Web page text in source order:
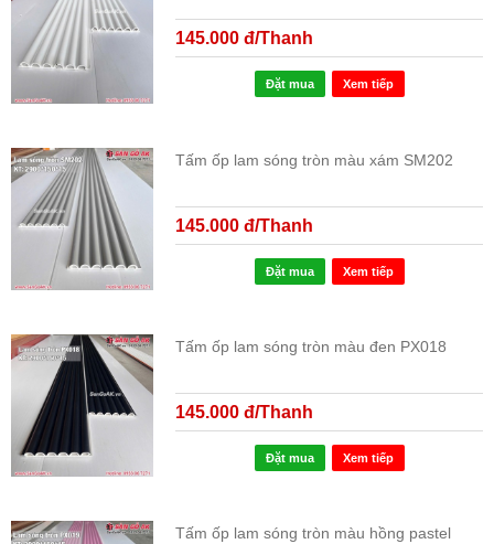
145.000 đ/Thanh
Đặt mua Xem tiếp
Tấm ốp lam sóng tròn màu xám SM202
145.000 đ/Thanh
Đặt mua Xem tiếp
Tấm ốp lam sóng tròn màu đen PX018
145.000 đ/Thanh
Đặt mua Xem tiếp
Tấm ốp lam sóng tròn màu hồng pastel